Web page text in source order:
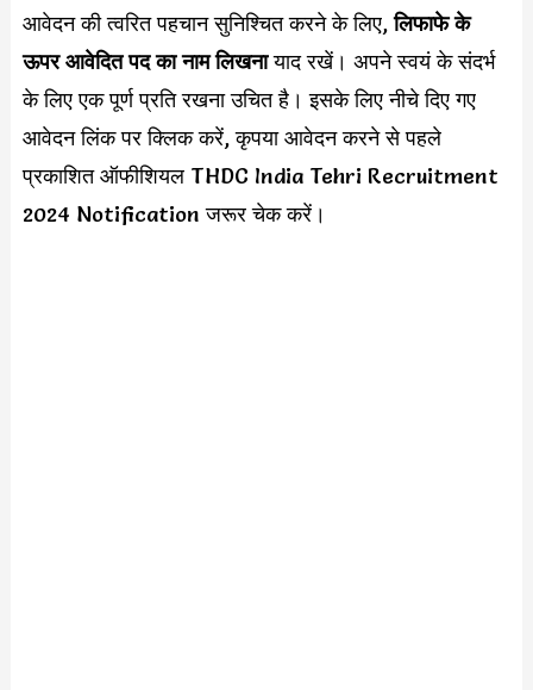
आवेदन की त्वरित पहचान सुनिश्चित करने के लिए,लिफाफे के
ऊपर आवेदित पद का नाम लिखनायाद रखें। अपने स्वयं के संदर्भ
के लिए एक पूर्ण प्रति रखना उचित है। इसके लिए नीचे दिए गए
आवेदन लिंक पर क्लिक करें, कृपया आवेदन करने से पहले
प्रकाशित ऑफीशियल THDC India Tehri Recruitment
2024 Notification जरूर चेक करें।